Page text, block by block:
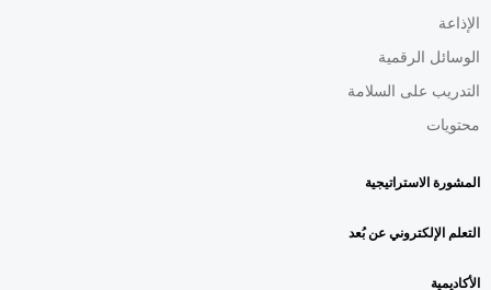
الإذاعة
الوسائل الرقمية
التدريب على السلامة
محتويات
المشورة الاستراتيجية
التعلم الإلكتروني عن بُعد
الأكاديمية